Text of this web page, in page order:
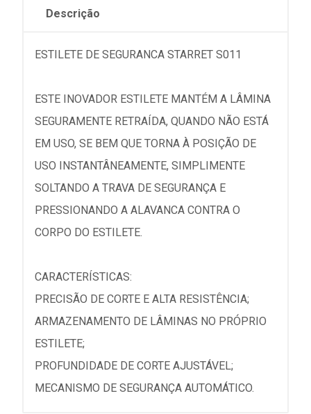
Descrição
ESTILETE DE SEGURANCA STARRET S011
ESTE INOVADOR ESTILETE MANTÉM A LÂMINA
SEGURAMENTE RETRAÍDA, QUANDO NÃO ESTÁ
EM USO, SE BEM QUE TORNA À POSIÇÃO DE
USO INSTANTÂNEAMENTE, SIMPLIMENTE
SOLTANDO A TRAVA DE SEGURANÇA E
PRESSIONANDO A ALAVANCA CONTRA O
CORPO DO ESTILETE.
CARACTERÍSTICAS:
PRECISÃO DE CORTE E ALTA RESISTÊNCIA;
ARMAZENAMENTO DE LÂMINAS NO PRÓPRIO
ESTILETE;
PROFUNDIDADE DE CORTE AJUSTÁVEL;
MECANISMO DE SEGURANÇA AUTOMÁTICO.